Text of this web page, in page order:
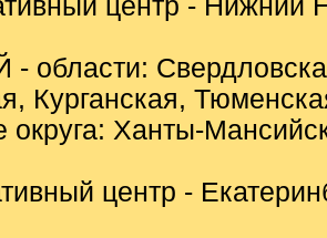
центр - Нижний
области:
Курганская,
округа: Ханты-
центр -